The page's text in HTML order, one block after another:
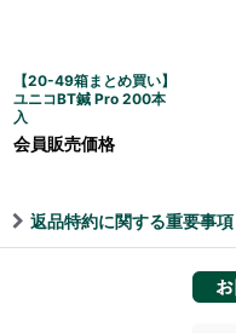
【20-49箱まとめ買い】
ユニコBT鍼 Pro 200本
入
会員販売価格
返品特約に関する重要事項